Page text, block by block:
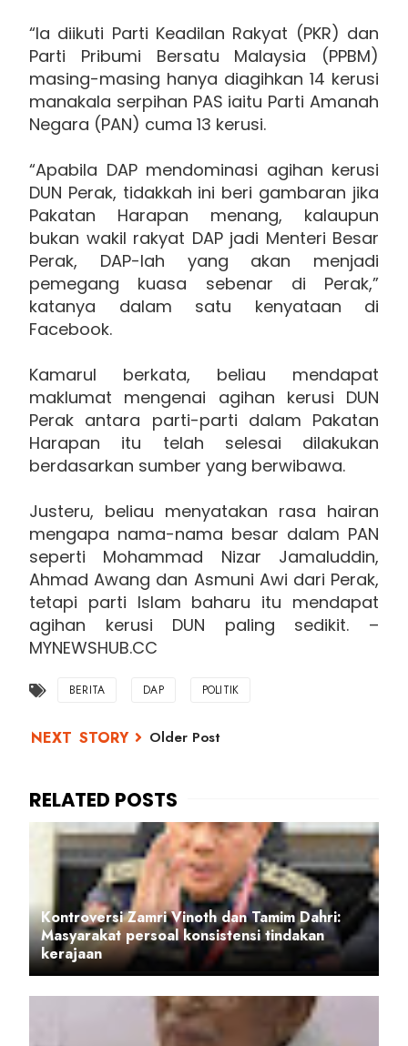
“Ia diikuti Parti Keadilan Rakyat (PKR) dan
Parti Pribumi Bersatu Malaysia (PPBM)
masing-masing hanya diagihkan 14 kerusi
manakala serpihan PAS iaitu Parti Amanah
Negara (PAN) cuma 13 kerusi.
“Apabila DAP mendominasi agihan kerusi
DUN Perak, tidakkah ini beri gambaran jika
Pakatan Harapan menang, kalaupun
bukan wakil rakyat DAP jadi Menteri Besar
Perak, DAP-lah yang akan menjadi
pemegang kuasa sebenar di Perak,”
katanya dalam satu kenyataan di
Facebook.
Kamarul berkata, beliau mendapat
maklumat mengenai agihan kerusi DUN
Perak antara parti-parti dalam Pakatan
Harapan itu telah selesai dilakukan
berdasarkan sumber yang berwibawa.
Justeru, beliau menyatakan rasa hairan
mengapa nama-nama besar dalam PAN
seperti Mohammad Nizar Jamaluddin,
Ahmad Awang dan Asmuni Awi dari Perak,
tetapi parti Islam baharu itu mendapat
agihan kerusi DUN paling sedikit. –
MYNEWSHUB.CC
BERITA DAP POLITIK
Older Post
Kontroversi Zamri Vinoth dan Tamim Dahri:
Masyarakat persoal konsistensi tindakan
kerajaan